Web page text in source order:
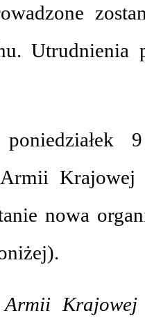
Utrudnienia
nowa
Krajowej